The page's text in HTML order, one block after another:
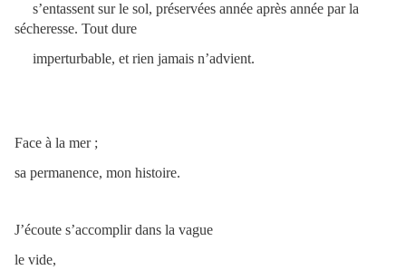
s’entassent sur le sol, préservées année après année par la
sécheresse. Tout dure
imperturbable, et rien jamais n’advient.
Face à la mer ;
sa permanence, mon histoire.
J’écoute s’accomplir dans la vague
le vide,